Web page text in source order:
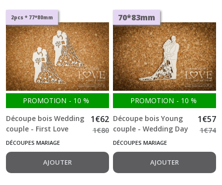
2pcs * 77*80mm
PROMOTION - 10 %
Découpe bois Wedding
couple - First Love
-982-
1€62
1€80
DÉCOUPES MARIAGE
AJOUTER
70*83mm
PROMOTION - 10 %
Découpe bois Young
couple - Wedding Day
-301-
1€57
1€74
DÉCOUPES MARIAGE
AJOUTER